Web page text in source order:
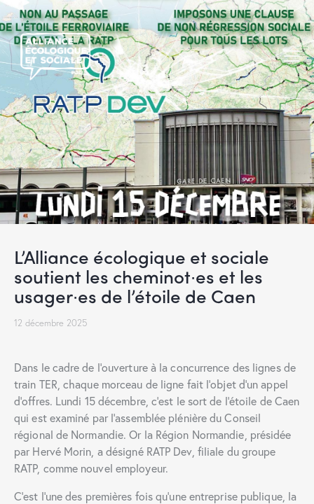
L’Alliance écologique et sociale
soutient les cheminot∙es et les
usager∙es de l’étoile de Caen
12 décembre 2025
Dans le cadre de l’ouverture à la concurrence des lignes de
train TER, chaque morceau de ligne fait l’objet d’un appel
d’offres. Lundi 15 décembre, c’est le sort de l’étoile de Caen
qui est examiné par l’assemblée plénière du Conseil
régional de Normandie. Or la Région Normandie, présidée
par Hervé Morin, a désigné RATP Dev, filiale du groupe
RATP, comme nouvel employeur.
C’est l’une des premières fois qu’une entreprise publique, la